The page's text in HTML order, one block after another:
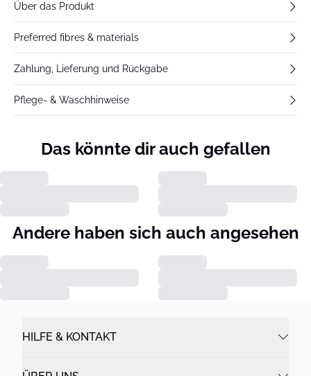
Über das Produkt
Preferred fibres & materials
Zahlung, Lieferung und Rückgabe
Pflege- & Waschhinweise
Das könnte dir auch gefallen
Andere haben sich auch angesehen
HILFE & KONTAKT